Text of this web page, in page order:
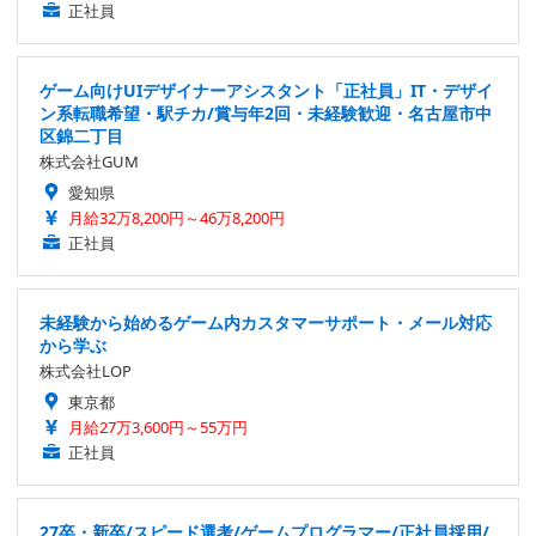
正社員
ゲーム向けUIデザイナーアシスタント「正社員」IT・デザイ
ン系転職希望・駅チカ/賞与年2回・未経験歓迎・名古屋市中
区錦二丁目
株式会社GUM
愛知県
月給32万8,200円～46万8,200円
正社員
未経験から始めるゲーム内カスタマーサポート・メール対応
から学ぶ
株式会社LOP
東京都
月給27万3,600円～55万円
正社員